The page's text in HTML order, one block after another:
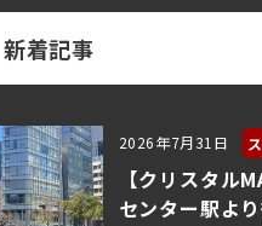
新着記事
2026年7月31日
【クリスタル
センター駅よ